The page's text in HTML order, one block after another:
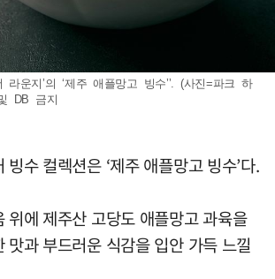
운지’의 ‘제주 애플망고 빙수’’. (사진=파크 하
DB 금지
수 컬렉션은 ‘제주 애플망고 빙수’다.
위에 제주산 고당도 애플망고 과육을
맛과 부드러운 식감을 입안 가득 느낄